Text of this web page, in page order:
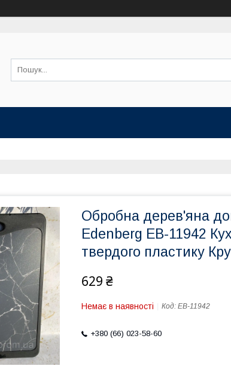
Обробна дерев'яна
Edenberg EB-11942
твердого пластику
629 ₴
Немає в наявності Код: EB-11942
+380 (66) 023-58-60